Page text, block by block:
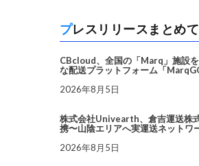
プレスリリースまとめ
CBcloud、全国の「Marq」施設
な配送プラットフォーム「
2026年8月5日
株式会社Univearth、倉吉運送株
携〜山陰エリアへ実運送ネットワ
2026年8月5日